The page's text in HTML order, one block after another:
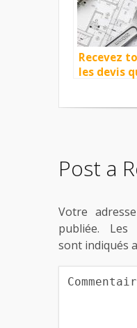
Recevez
les devis
Post a
Votre
publiée.
Les
sont indiqués